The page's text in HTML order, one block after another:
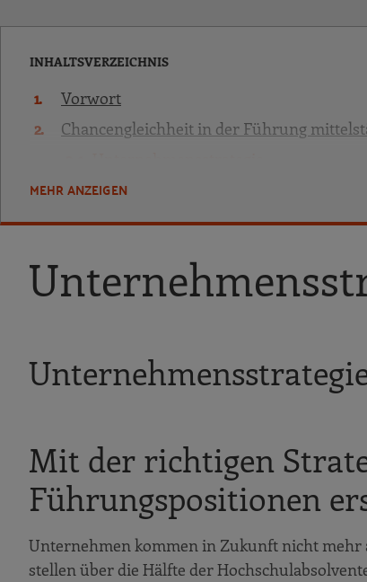
INHALTSVERZEICHNIS
Vorwort
Chancengleichheit in der Führung
Führungskultur
Personalrekrutierung
Work-Life-Balance
MEHR ANZEIGEN
Mit der richtigen
Führungspositionen
Unternehmen kommen in Zukunft nicht mehr
stellen über die Hälfte der